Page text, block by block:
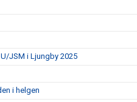
JSM i Ljungby 2025
i helgen